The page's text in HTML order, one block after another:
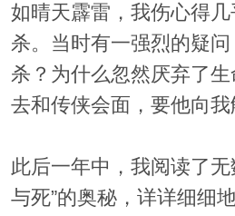
如晴天霹雷，我伤心得
杀。当时有一强烈的疑问
杀？为什么忽然厌弃了生
去和传侠会面，要他向我
此后一年中，我阅读了无
与死”的奥秘，详详细细